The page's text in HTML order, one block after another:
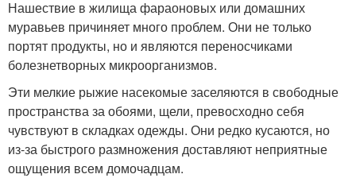
Нашествие в жилища фараоновых или домашних
муравьев причиняет много проблем. Они не только
портят продукты, но и являются переносчиками
болезнетворных микроорганизмов.
Эти мелкие рыжие насекомые заселяются в свободные
пространства за обоями, щели, превосходно себя
чувствуют в складках одежды. Они редко кусаются, но
из-за быстрого размножения доставляют неприятные
ощущения всем домочадцам.